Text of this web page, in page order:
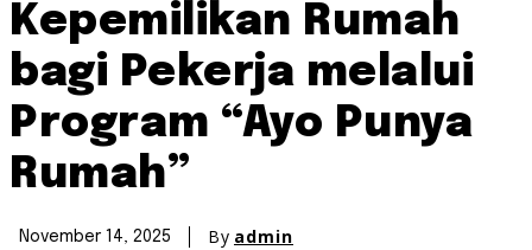
Kepemilikan Rumah
bagi Pekerja melalui
Program “Ayo Punya
Rumah”
November 14, 2025 By admin